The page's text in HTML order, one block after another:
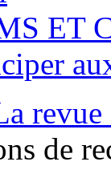
ET
revue
de